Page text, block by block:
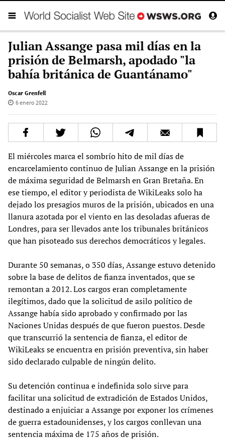
Julian Assange pasa mil días en la
prisión de Belmarsh, apodado "la
bahía británica de Guantánamo"
Oscar Grenfell
6 enero 2022
El miércoles marca el sombrío hito de mil días de
encarcelamiento continuo de Julian Assange en la prisión
de máxima seguridad de Belmarsh en Gran Bretaña. En
ese tiempo, el editor y periodista de WikiLeaks solo ha
dejado los presagios muros de la prisión, ubicados en una
llanura azotada por el viento en las desoladas afueras de
Londres, para ser llevados ante los tribunales británicos
que han pisoteado sus derechos democráticos y legales.
Durante 50 semanas, o 350 días, Assange estuvo detenido
sobre la base de delitos de fianza inventados, que se
remontan a 2012. Los cargos eran completamente
ilegítimos, dado que la solicitud de asilo político de
Assange había sido aprobado y confirmado por las
Naciones Unidas después de que fueron puestos. Desde
que transcurrió la sentencia de fianza, el editor de
WikiLeaks se encuentra en prisión preventiva, sin haber
sido declarado culpable de ningún delito.
Su detención continua e indefinida solo sirve para
facilitar una solicitud de extradición de Estados Unidos,
destinado a enjuiciar a Assange por exponer los crímenes
de guerra estadounidenses, y los cargos conllevan una
sentencia máxima de 175 años de prisión.